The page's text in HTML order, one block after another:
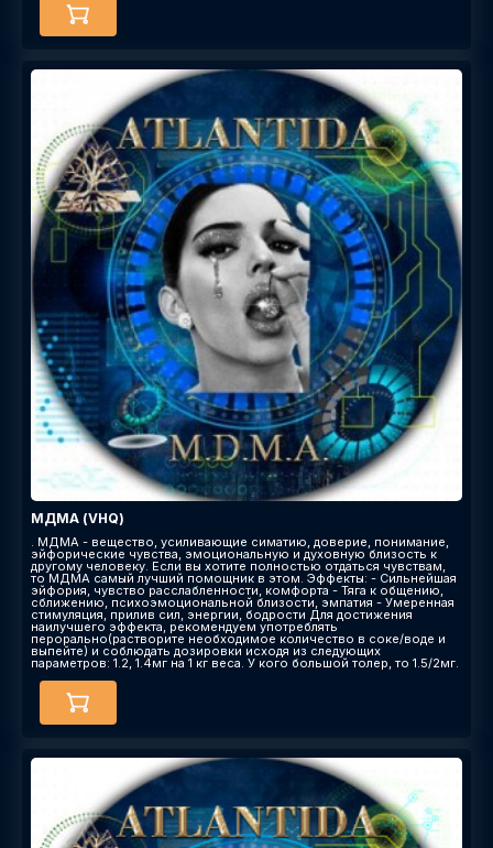
МДМА (VHQ)
. МДМА - вещество, усиливающие симатию, доверие, понимание,
эйфорические чувства, эмоциональную и духовную близость к
другому человеку. Если вы хотите полностью отдаться чувствам,
то МДМА самый лучший помощник в этом. Эффекты: - Сильнейшая
эйфория, чувство расслабленности, комфорта - Тяга к общению,
сближению, психоэмоциональной близости, эмпатия - Умеренная
стимуляция, прилив сил, энергии, бодрости Для достижения
наилучшего эффекта, рекомендуем употреблять
перорально(растворите необходимое количество в соке/воде и
выпейте) и соблюдать дозировки исходя из следующих
параметров: 1.2, 1.4мг на 1 кг веса. У кого большой толер, то 1.5/2мг.